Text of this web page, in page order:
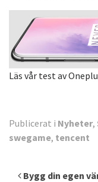
Läs vår test av
Publicerat i Nyheter,
swegame, tencent
Inläggsnavigering
Bygg din egen